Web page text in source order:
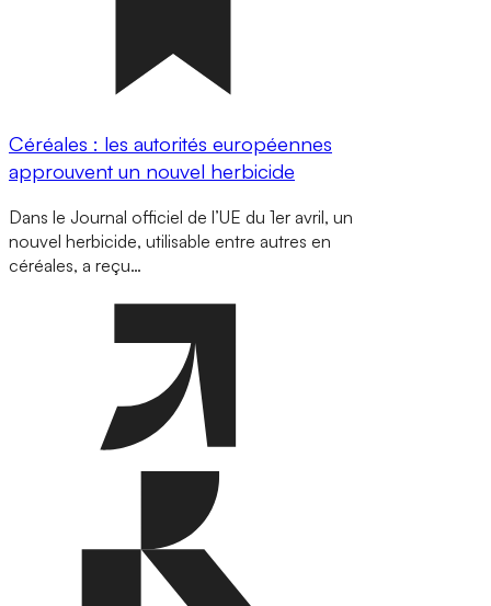
Céréales : les autorités européennes
approuvent un nouvel herbicide
Dans le Journal officiel de l’UE du 1er avril, un
nouvel herbicide, utilisable entre autres en
céréales, a reçu…